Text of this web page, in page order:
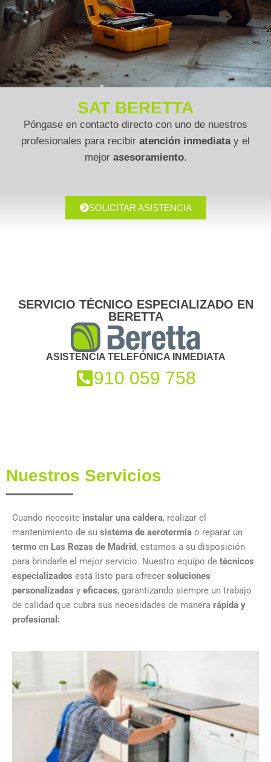
SAT BERETTA
Póngase en contacto directo con uno de nuestros
profesionales para recibir atención inmediatay el
mejor asesoramiento.
SOLICITAR ASISTENCIA
SERVICIO TÉCNICO ESPECIALIZADO EN
BERETTA
ASISTENCIA TELEFÓNICA INMEDIATA
910 059 758
Nuestros Servicios
Cuando necesite instalar una caldera, realizar el
mantenimiento de su sistema de aerotermia o reparar un
termo en Las Rozas de Madrid, estamos a su disposición
para brindarle el mejor servicio. Nuestro equipo de técnicos
especializados está listo para ofrecer soluciones
personalizadas y eficaces, garantizando siempre un trabajo
de calidad que cubra sus necesidades de manera rápida y
profesional: